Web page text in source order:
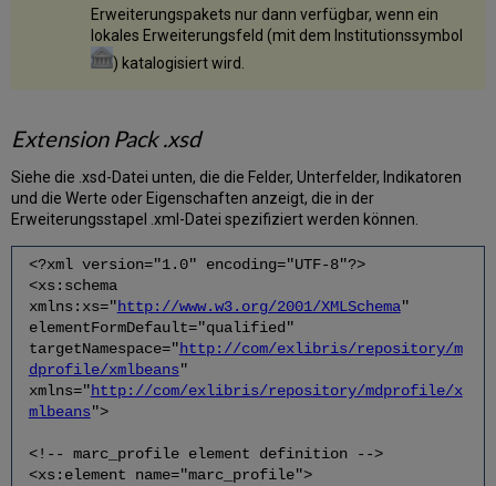
Erweiterungspakets nur dann verfügbar, wenn ein
lokales Erweiterungsfeld (mit dem Institutionssymbol
) katalogisiert wird.
Extension Pack .xsd
Siehe die .xsd-Datei unten, die die Felder, Unterfelder, Indikatoren
und die Werte oder Eigenschaften anzeigt, die in der
Erweiterungsstapel .xml-Datei spezifiziert werden können.
<?xml version="1.0" encoding="UTF-8"?>
<xs:schema
xmlns:xs="http://www.w3.org/2001/XMLSchema"
elementFormDefault="qualified"
targetNamespace="http://com/exlibris/repository/m
dprofile/xmlbeans"
xmlns="http://com/exlibris/repository/mdprofile/x
mlbeans">
<!-- marc_profile element definition -->
<xs:element name="marc_profile">